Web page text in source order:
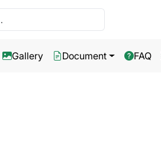
Gallery Document FAQ